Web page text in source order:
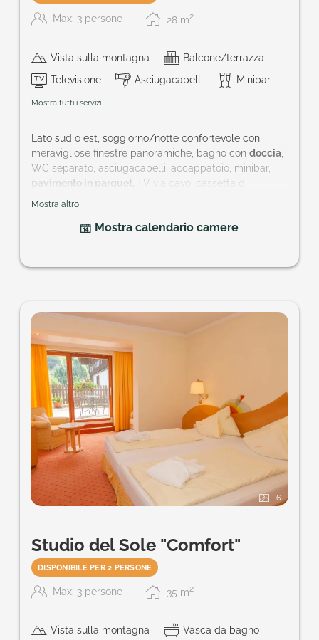
Max: 3 persone 28 m2
Vista sulla montagna
Balcone/terrazza
Televisione
Asciugacapelli Minibar
Mostra tutti i servizi
Lato sud o est, soggiorno/notte confortevole con
meravigliose finestre panoramiche, bagno con doccia
WC separato, asciugacapelli, accappatoio, minibar,
pavimento in parquet, TV via cavo, cassetta di
sicurezza, balcone.
Mostra altro
Mostra calendario camere
6
Studio del Sole "Comfort"
DISPONIBILE PER 2 PERSONE
Max: 3 persone 35 m2
Vista sulla montagna Vasca da bagno